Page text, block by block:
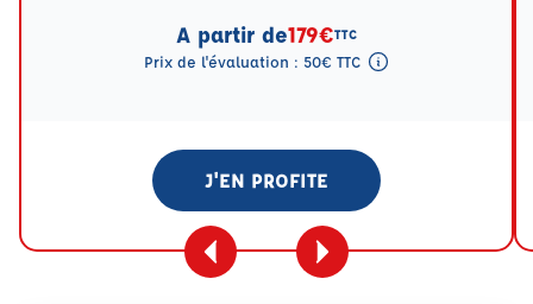
A partir de179€TTC
Prix de l'évaluation : 50€ TTC
J'EN PROFITE